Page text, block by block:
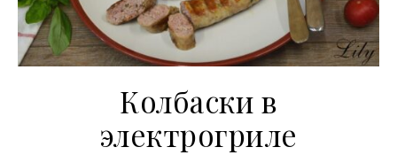
Колбаски в
электрогриле